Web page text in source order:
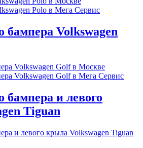
бампера Volkswagen
бампера и левого
Tiguan